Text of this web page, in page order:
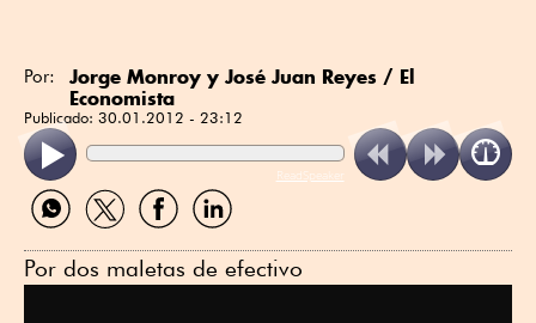
Por:
Jorge Monroy y José Juan Reyes / El
Economista
Publicado: 30.01.2012 - 23:12
ReadSpeaker
Compartir
por
Compartir
por
Compartir
por
Compartir
por
Por dos maletas de efectivo